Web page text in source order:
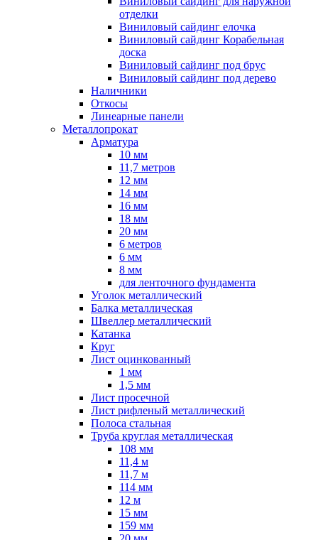
отделки
Виниловый сайдинг елочка
Виниловый сайдинг Корабельная
доска
Виниловый сайдинг под брус
Виниловый сайдинг под дерево
Наличники
Откосы
Линеарные панели
Металлопрокат
Арматура
10 мм
11,7 метров
12 мм
14 мм
16 мм
18 мм
20 мм
6 метров
6 мм
8 мм
для ленточного фундамента
Уголок металлический
Балка металлическая
Швеллер металлический
Катанка
Круг
Лист оцинкованный
1 мм
1,5 мм
Лист просечной
Лист рифленый металлический
Полоса стальная
Труба круглая металлическая
108 мм
11,4 м
11,7 м
114 мм
12 м
15 мм
159 мм